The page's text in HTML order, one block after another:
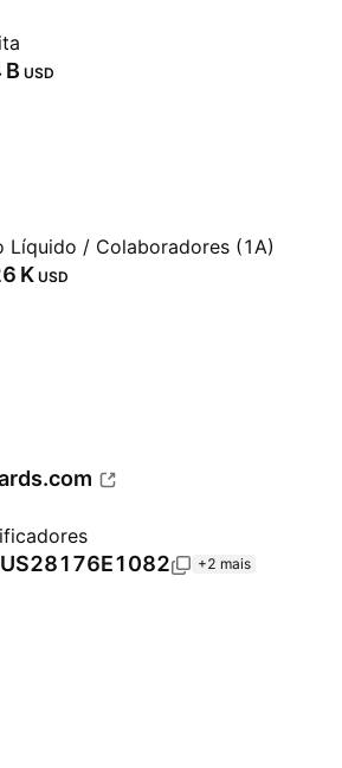
B‬ USD
Líquido / Colaboradores (1A)
K‬ USD
US28176E1082 +2 mais